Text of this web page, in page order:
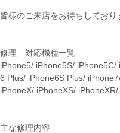
皆様のご来店をお待ちしており
修理 対応機種一覧
iPhone5/ iPhone5S/
6 Plus/ iPhone6S Plus/
iPhoneX/ iPhoneXS/
主な修理内容